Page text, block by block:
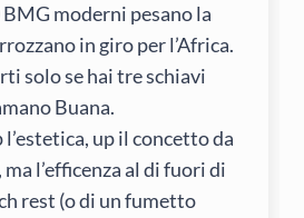
moderni pesano la
in giro per l’Africa.
solo se hai tre schiavi
Buana.
up il concetto da
ma l’efficenza al di fuori di
rest (o di un fumetto